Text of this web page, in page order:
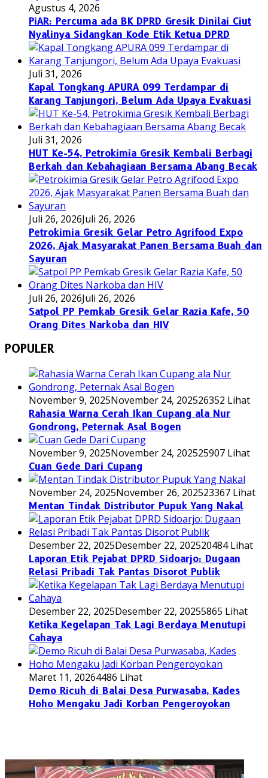
Agustus 4, 2026
PiAR: Percuma ada BK DPRD Gresik Dinilai Ciut
Nyalinya Sidangkan Kode Etik Ketua DPRD
Juli 31, 2026
Kapal Tongkang APURA 099 Terdampar di
Karang Tanjungori, Belum Ada Upaya Evakuasi
Juli 31, 2026
HUT Ke-54, Petrokimia Gresik Kembali Berbagi
Berkah dan Kebahagiaan Bersama Abang Becak
Juli 26, 2026Juli 26, 2026
Petrokimia Gresik Gelar Petro Agrifood Expo
2026, Ajak Masyarakat Panen Bersama Buah dan
Sayuran
Juli 26, 2026Juli 26, 2026
Satpol PP Pemkab Gresik Gelar Razia Kafe, 50
Orang Dites Narkoba dan HIV
POPULER
November 9, 2025November 24, 202526352 Lihat
Rahasia Warna Cerah Ikan Cupang ala Nur
Gondrong, Peternak Asal Bogen
November 9, 2025November 24, 202525907 Lihat
Cuan Gede Dari Cupang
November 24, 2025November 26, 202523367 Lihat
Mentan Tindak Distributor Pupuk Yang Nakal
Desember 22, 2025Desember 22, 202520484 Lihat
Laporan Etik Pejabat DPRD Sidoarjo: Dugaan
Relasi Pribadi Tak Pantas Disorot Publik
Desember 22, 2025Desember 22, 20255865 Lihat
Ketika Kegelapan Tak Lagi Berdaya Menutupi
Cahaya
Maret 11, 20264486 Lihat
Demo Ricuh di Balai Desa Purwasaba, Kades
Hoho Mengaku Jadi Korban Pengeroyokan